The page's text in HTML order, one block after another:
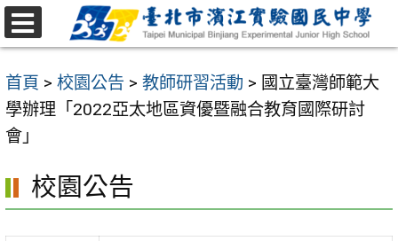
跳
至
要
內
容
首頁 > 校園公告 > 教師研習活動 > 國立臺灣師範大
學辦理「2022亞太地區資優暨融合教育國際研討
會」
校園公告
選
單